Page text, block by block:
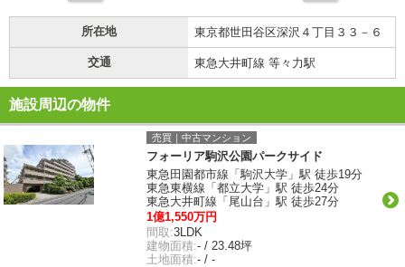
所在地 東京都世田谷区深沢４丁目３３－６
交通 東急大井町線 等々力駅
施設周辺の物件
売買｜中古マンション
フォーリア駒沢公園パークサイド
東急田園都市線「駒沢大学」駅 徒歩19分
東急東横線「都立大学」駅 徒歩24分
東急大井町線「尾山台」駅 徒歩27分
1億1,550万円
間取:3LDK
建物面積:- / 23.48坪
土地面積:- / -